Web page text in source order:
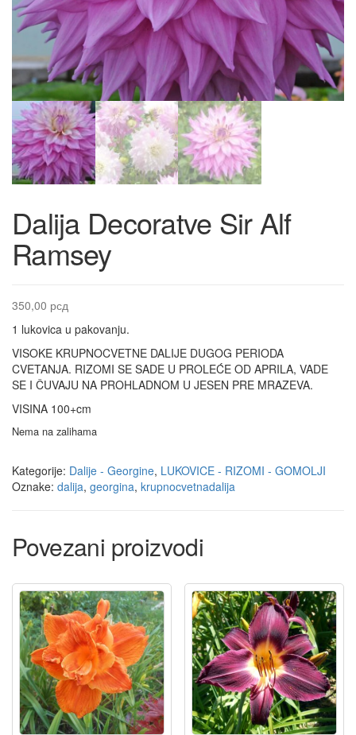
Dalija Decoratve Sir Alf
Ramsey
350,00 рсд
1 lukovica u pakovanju.
VISOKE KRUPNOCVETNE DALIJE DUGOG PERIODA
CVETANJA. RIZOMI SE SADE U PROLEĆE OD APRILA, VADE
SE I ČUVAJU NA PROHLADNOM U JESEN PRE MRAZEVA.
VISINA 100+cm
Nema na zalihama
Kategorije: Dalije - Georgine, LUKOVICE - RIZOMI - GOMOLJI
Oznake: dalija, georgina, krupnocvetnadalija
Povezani proizvodi